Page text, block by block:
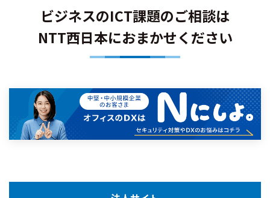
ビジネスのICT課題のご相談は
NTT西日本におまかせください